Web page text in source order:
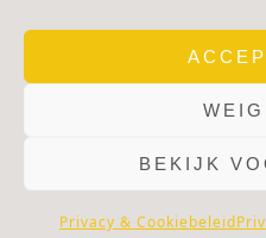
BEKIJK
Privacy & Cookiebeleid
© 2025 OLV TER NOOD.
DISCLAIMER.